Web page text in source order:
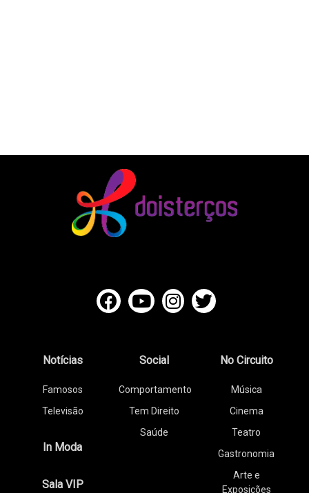
Notícias
Famosos
Televisão
In Moda
Sala VIP
Social
Comportamento
Tem Direito
Saúde
No Circuito
Música
Cinema
Teatro
Gastronomia
Arte e
Exposições